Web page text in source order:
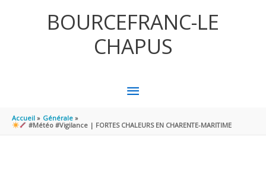
BOURCEFRANC-LE
CHAPUS
MENU
PRINCIPAL
Accueil
Générale
#Météo #Vigilance | FORTES CHALEURS EN CHARENTE-MARITIME